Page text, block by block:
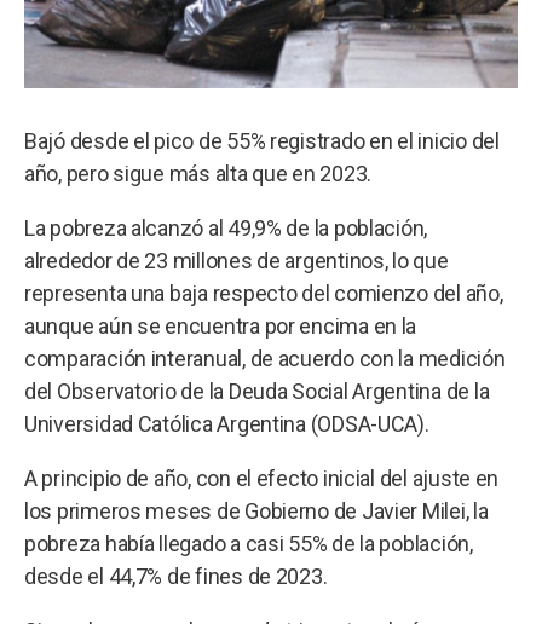
Bajó desde el pico de 55% registrado en el inicio del
año, pero sigue más alta que en 2023.
La pobreza alcanzó al 49,9% de la población,
alrededor de 23 millones de argentinos, lo que
representa una baja respecto del comienzo del año,
aunque aún se encuentra por encima en la
comparación interanual, de acuerdo con la medición
del Observatorio de la Deuda Social Argentina de la
Universidad Católica Argentina (ODSA-UCA).
A principio de año, con el efecto inicial del ajuste en
los primeros meses de Gobierno de Javier Milei, la
pobreza había llegado a casi 55% de la población,
desde el 44,7% de fines de 2023.